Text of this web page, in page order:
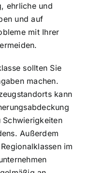
ehrliche und
und auf
mit Ihrer
sollten Sie
machen.
kann
Schwierigkeiten
Außerdem
im